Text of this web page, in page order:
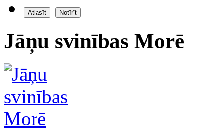
Jāņu svinības Morē